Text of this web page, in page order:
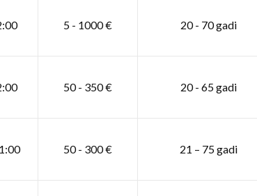
5 - 1000 € 20 - 70 gadi
50 - 350 € 20 - 65 gadi
50 - 300 € 21 – 75 gadi